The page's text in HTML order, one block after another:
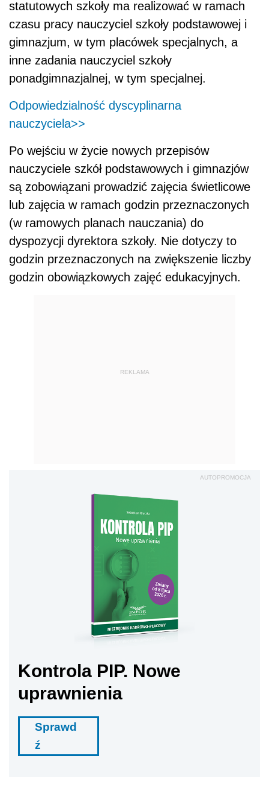
statutowych szkoły ma realizować w ramach
czasu pracy nauczyciel szkoły podstawowej i
gimnazjum, w tym placówek specjalnych, a
inne zadania nauczyciel szkoły
ponadgimnazjalnej, w tym specjalnej.
Odpowiedzialność dyscyplinarna
nauczyciela>>
Po wejściu w życie nowych przepisów
nauczyciele szkół podstawowych i gimnazjów
są zobowiązani prowadzić zajęcia świetlicowe
lub zajęcia w ramach godzin przeznaczonych
(w ramowych planach nauczania) do
dyspozycji dyrektora szkoły. Nie dotyczy to
godzin przeznaczonych na zwiększenie liczby
godzin obowiązkowych zajęć edukacyjnych.
REKLAMA
AUTOPROMOCJA
Kontrola PIP. Nowe
uprawnienia
Sprawd
ź